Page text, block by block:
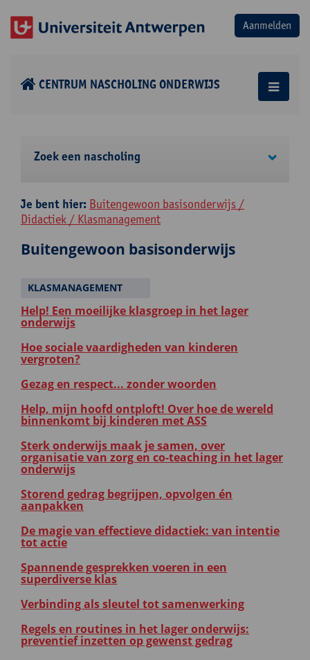
CENTRUM NASCHOLING ONDERWIJS
Zoek een nascholing
Je bent hier: Buitengewoon basisonderwijs /
Didactiek / Klasmanagement
Buitengewoon basisonderwijs
KLASMANAGEMENT
Help! Een moeilijke klasgroep in het lager
onderwijs
Hoe sociale vaardigheden van kinderen
vergroten?
Gezag en respect... zonder woorden
Help, mijn hoofd ontploft! Over hoe de wereld
binnenkomt bij kinderen met ASS
Sterk onderwijs maak je samen, over
organisatie van zorg en co-teaching in het lager
onderwijs
Storend gedrag begrijpen, opvolgen én
aanpakken
De magie van effectieve didactiek: van intentie
tot actie
Spannende gesprekken voeren in een
superdiverse klas
Verbinding als sleutel tot samenwerking
Regels en routines in het lager onderwijs:
preventief inzetten op gewenst gedrag